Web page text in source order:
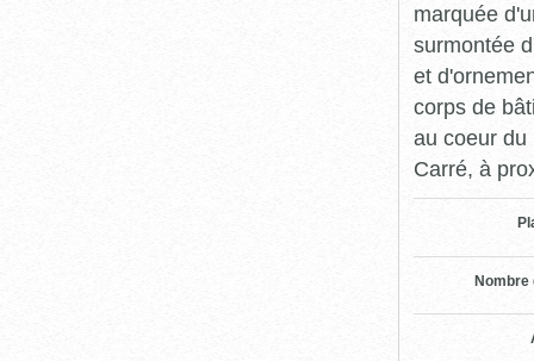
marquée
surmontée
et
corps de
au coeur du
Carré, à
Nombre